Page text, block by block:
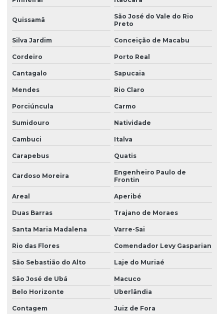
Quissamã
São José do Vale do Rio
Preto
Silva Jardim Conceição de Macabu
Cordeiro Porto Real
Cantagalo Sapucaia
Mendes Rio Claro
Porciúncula Carmo
Sumidouro Natividade
Cambuci Italva
Carapebus Quatis
Cardoso Moreira
Engenheiro Paulo de
Frontin
Areal Aperibé
Duas Barras Trajano de Moraes
Santa Maria Madalena Varre-Sai
Rio das Flores Comendador Levy Gasparian
São Sebastião do Alto Laje do Muriaé
São José de Ubá
Macuco
Belo Horizonte
Uberlândia
Contagem Juiz de Fora